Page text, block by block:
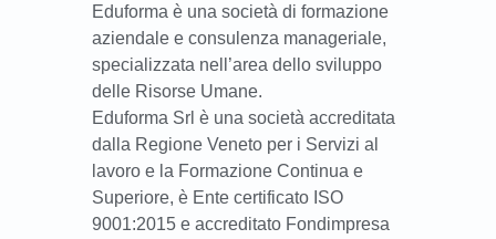
Eduforma è una società di formazione
aziendale e consulenza manageriale,
specializzata nell’area dello sviluppo
delle Risorse Umane.
Eduforma Srl è una società accreditata
dalla Regione Veneto per i Servizi al
lavoro e la Formazione Continua e
Superiore, è Ente certificato ISO
9001:2015 e accreditato Fondimpresa